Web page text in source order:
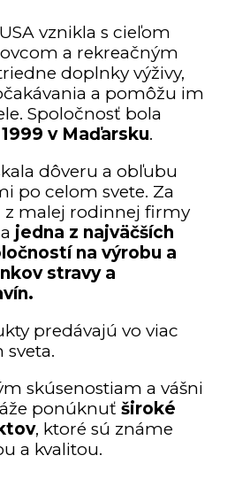
vznikla s cieľom
a rekreačným
doplnky výživy,
a pomôžu im
Spoločnosť bola
v Maďarsku.
dôveru a obľubu
po celom svete. Za
z malej rodinnej firmy
jedna z najväčších
na výrobu a
stravy a
predávajú vo viac
sveta.
skúsenostiam a vášni
ponúknuť široké
, ktoré sú známe
a kvalitou.